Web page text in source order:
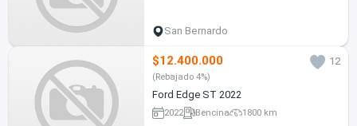
San Bernardo
$12.400.000 12
(Rebajado 4%)
Ford Edge ST 2022
2022 Bencina 1800 km